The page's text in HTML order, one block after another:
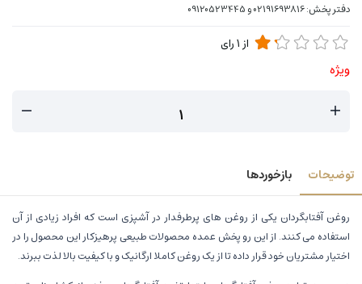
دفتر پخش: 02191693816 و 09120523445
از 1رای
ویژه
توضیحات بازخوردها
روغن آفتابگردان یکی از روغن های پرطرفدار در آشپزی است که افراد زیادی از آن
استفاده می کنند. از این رو پخش عمده محصولات طبیعی پرهیزکار این محصول را در
اختیار مشتریان خود قرار داده تا از یک روغن کاملا ارگانیک و با کیفیت بالا لذت ببرند.